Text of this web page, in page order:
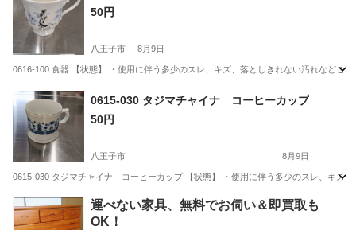
50円
八王子市 8月9日
0616-100 食器 【状態】 ・使用に伴う多少のスレ、キズ、落としきれない汚れなど
東京 八王子市 現地
0615-030 タジマチャイナ コーヒーカップ
50円
八王子市 8月9日
0615-030 タジマチャイナ コーヒーカップ 【状態】 ・使用に伴う多少のスレ、キズ
東京 八王子市 食器 タジマ
運べない家具、無料でお伺い＆即買取も
OK！